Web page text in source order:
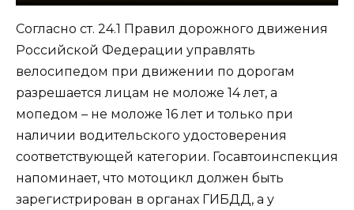
Согласно ст. 24.1 Правил дорожного движения
Российской Федерации управлять
велосипедом при движении по дорогам
разрешается лицам не моложе 14 лет, а
мопедом – не моложе 16 лет и только при
наличии водительского удостоверения
соответствующей категории. Госавтоинспекция
напоминает, что мотоцикл должен быть
зарегистрирован в органах ГИБДД, а у